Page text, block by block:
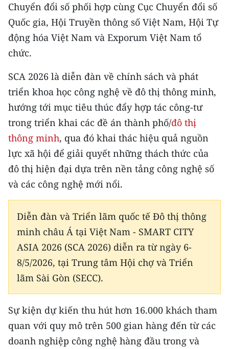
CHƯƠNG TRÌNH OCOP - MỖI XÃ
MỘT SẢN PHẨM
RADIO
MEDIA CENTER
E-Magazine
Video
Media Chính trị
Media Kinh tế
Media Văn hóa
Media Xã hội
Media Pháp luật
Media Du lịch
Media Thể thao
Media Giáo dục
Chuyển đổi số phối hợp cùng Cục Chuyển đổi số
Quốc gia, Hội Truyền thông số Việt Nam, Hội Tự
động hóa Việt Nam và Exporum Việt Nam tổ
chức.
SCA 2026 là diễn đàn về chính sách và phát
triển khoa học công nghệ về đô thị thông minh,
hướng tới mục tiêu thúc đẩy hợp tác công-tư
trong triển khai các đề án thành phố/đô thị
thông minh, qua đó khai thác hiệu quả nguồn
lực xã hội để giải quyết những thách thức của
đô thị hiện đại dựa trên nền tảng công nghệ số
và các công nghệ mới nổi.
Diễn đàn và Triển lãm quốc tế Đô thị thông
minh châu Á tại Việt Nam - SMART CITY
ASIA 2026 (SCA 2026) diễn ra từ ngày 6-
8/5/2026, tại Trung tâm Hội chợ và Triển
lãm Sài Gòn (SECC).
Sự kiện dự kiến thu hút hơn 16.000 khách tham
quan với quy mô trên 500 gian hàng đến từ các
doanh nghiệp công nghệ hàng đầu trong và